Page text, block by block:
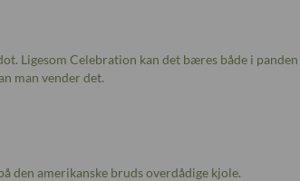
Ligesom Celebration kan det bæres både i panden
man vender det.
den amerikanske bruds overdådige kjole.